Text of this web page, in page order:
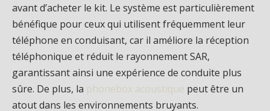
avant d’acheter le kit. Le système est particulièrement
bénéfique pour ceux qui utilisent fréquemment leur
téléphone en conduisant, car il améliore la réception
téléphonique et réduit le rayonnement SAR,
garantissant ainsi une expérience de conduite plus
sûre. De plus, la phonebox acoustique peut être un
atout dans les environnements bruyants.